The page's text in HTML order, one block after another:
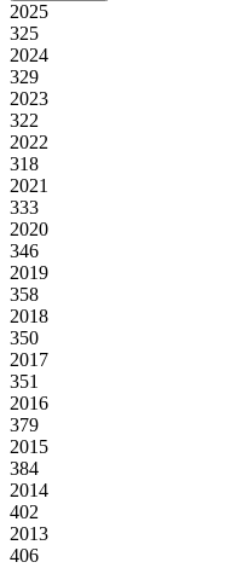
2025
325
2024
329
2023
322
2022
318
2021
333
2020
346
2019
358
2018
350
2017
351
2016
379
2015
384
2014
402
2013
406